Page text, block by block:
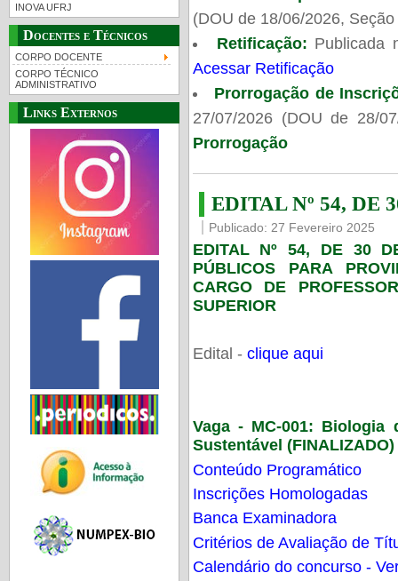
INOVA UFRJ
Docentes e Técnicos
CORPO DOCENTE
CORPO TÉCNICO
ADMINISTRATIVO
Links Externos
(DOU de 18/06/2026,
Retificação: Publicada
Acessar Retificação
Prorrogação de
27/07/2026 (DOU de 28/
Prorrogação
EDITAL Nº 54, DE
Publicado: 27 Fevereiro 2025
EDITAL Nº 54, DE 30
PÚBLICOS PARA
CARGO DE
SUPERIOR
Edital - clique aqui
Vaga - MC-001: Biologia
Sustentável (FINALIZADO)
Conteúdo Programático
Inscrições Homologadas
Banca Examinadora
Critérios de Avaliação de
Calendário do concurso -